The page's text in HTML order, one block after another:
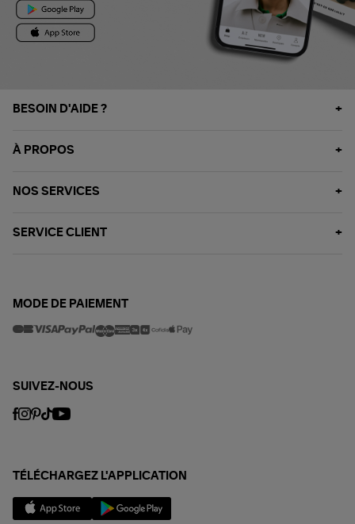
BESOIN D'AIDE ?
À PROPOS
NOS SERVICES
SERVICE CLIENT
MODE DE PAIEMENT
SUIVEZ-NOUS
TÉLÉCHARGEZ L'APPLICATION